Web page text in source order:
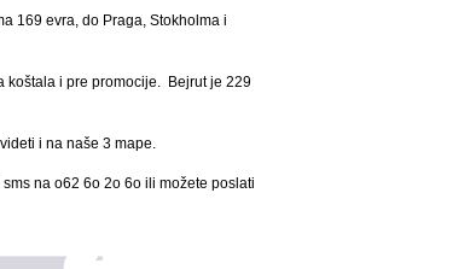
169 evra, do Praga, Stokholma i
koštala i pre promocije. Bejrut je 229
i na naše 3 mape.
na o62 6o 2o 6o ili možete poslati